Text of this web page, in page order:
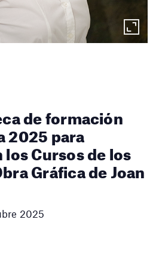
de formación
2025 para
Cursos de los
Gráfica de Joan
2025